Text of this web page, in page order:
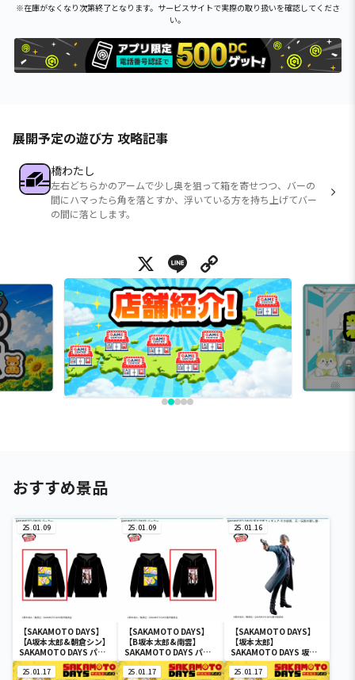
※在庫がなくなり次第終了となります。サービスサイトで実際の取り扱いを確認してくださ
い。
展開予定の遊び方 攻略記事
橋わたし
左右どちらかのアームで少し奥を狙って箱を寄せつつ、バーの
間にハマったら角を落とすか、浮いている方を持ち上げてバー
の間に落とします。
X Line
おすすめ景品
25.01.09
【SAKAMOTO DAYS】
【A坂本太郎&朝倉シン】
SAKAMOTO DAYS パー
カー
25.01.09
【SAKAMOTO DAYS】
【B坂本太郎&南雲】
SAKAMOTO DAYS パー
カー
25.01.16
【SAKAMOTO DAYS】
【坂本太郎】
SAKAMOTO DAYS 坂本
太郎フィギュア-その店
長、元・伝説の殺し屋-
25.01.17 25.01.17 25.01.17